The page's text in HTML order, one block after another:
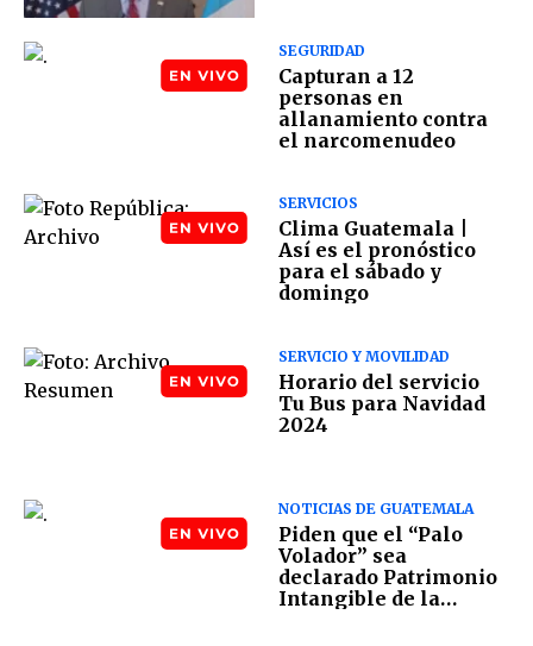
SEGURIDAD
Capturan a 12
personas en
allanamiento contra
el narcomenudeo
SERVICIOS
Clima Guatemala |
Así es el pronóstico
para el sábado y
domingo
SERVICIO Y MOVILIDAD
Horario del servicio
Tu Bus para Navidad
2024
NOTICIAS DE GUATEMALA
Piden que el “Palo
Volador” sea
declarado Patrimonio
Intangible de la